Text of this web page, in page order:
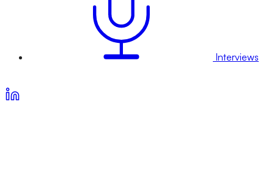
Interviews